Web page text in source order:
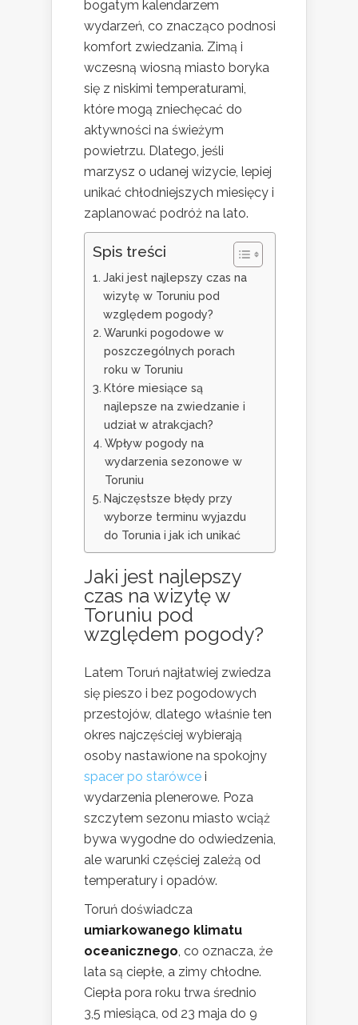
bogatym kalendarzem
wydarzeń, co znacząco podnosi
komfort zwiedzania. Zimą i
wczesną wiosną miasto boryka
się z niskimi temperaturami,
które mogą zniechęcać do
aktywności na świeżym
powietrzu. Dlatego, jeśli
marzysz o udanej wizycie, lepiej
unikać chłodniejszych miesięcy i
zaplanować podróż na lato.
Spis treści
Jaki jest najlepszy czas na
wizytę w Toruniu pod
względem pogody?
Warunki pogodowe w
poszczególnych porach
roku w Toruniu
Które miesiące są
najlepsze na zwiedzanie i
udział w atrakcjach?
Wpływ pogody na
wydarzenia sezonowe w
Toruniu
Najczęstsze błędy przy
wyborze terminu wyjazdu
do Torunia i jak ich unikać
Jaki jest najlepszy
czas na wizytę w
Toruniu pod
względem pogody?
Latem Toruń najłatwiej zwiedza
się pieszo i bez pogodowych
przestojów, dlatego właśnie ten
okres najczęściej wybierają
osoby nastawione na spokojny
spacer po starówce i
wydarzenia plenerowe. Poza
szczytem sezonu miasto wciąż
bywa wygodne do odwiedzenia,
ale warunki częściej zależą od
temperatury i opadów.
Toruń doświadcza
umiarkowanego klimatu
oceanicznego , co oznacza, że
lata są ciepłe, a zimy chłodne.
Ciepła pora roku trwa średnio
3,5 miesiąca, od 23 maja do 9